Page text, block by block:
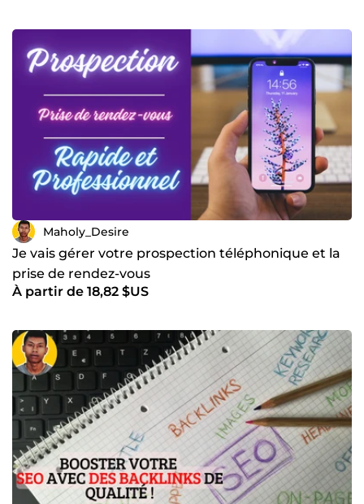
Maholy_Desire
Je vais gérer votre prospection téléphonique et la
prise de rendez-vous
À partir de 18,82 $US